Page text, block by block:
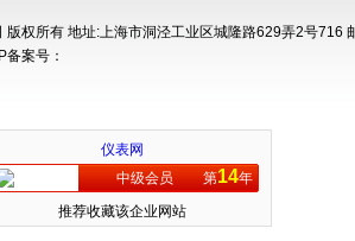
版权所有 地址:上海市洞泾工业区城隆路629弄2号716
备案号：
仪表网
中级会员
第14年
推荐收藏该企业网站